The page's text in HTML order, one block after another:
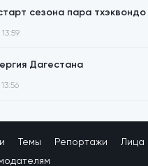
сезона пара тхэквондо
Дагестана
Темы Репортажи
Лица